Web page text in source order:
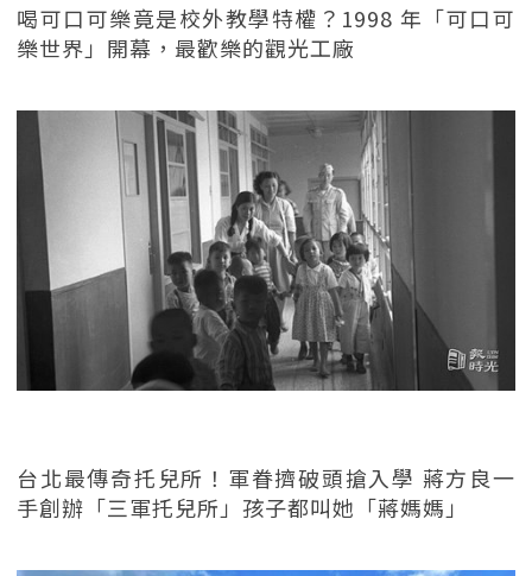
喝可口可樂竟是校外教學特權？1998 年「可口可
樂世界」開幕，最歡樂的觀光工廠
台北最傳奇托兒所！軍眷擠破頭搶入學 蔣方良一
手創辦「三軍托兒所」孩子都叫她「蔣媽媽」